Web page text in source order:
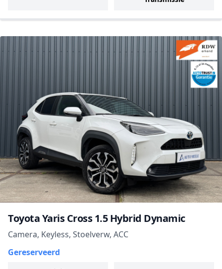
Toyota Yaris Cross 1.5 Hybrid Dynamic
Camera, Keyless, Stoelverw, ACC
Gereserveerd